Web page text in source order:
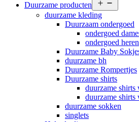
Duurzame producten
menu
duurzame kleding
Duurzaam ondergoed
ondergoed
ondergoed heren
Duurzame Baby
duurzame bh
Duurzame Rompertjes
Duurzame shirts
duurzame shirts
duurzame
duurzame sokken
singlets